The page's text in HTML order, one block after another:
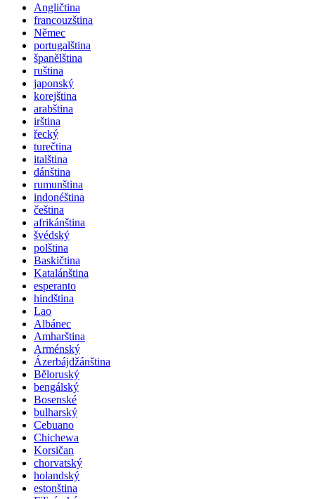
Angličtina
francouzština
Němec
portugalština
španělština
ruština
japonský
korejština
arabština
irština
řecký
turečtina
italština
dánština
rumunština
indonéština
čeština
afrikánština
švédský
polština
Baskičtina
Katalánština
esperanto
hindština
Lao
Albánec
Amharština
Arménský
Ázerbájdžánština
Běloruský
bengálský
Bosenské
bulharský
Cebuano
Chichewa
Korsičan
chorvatský
holandský
estonština